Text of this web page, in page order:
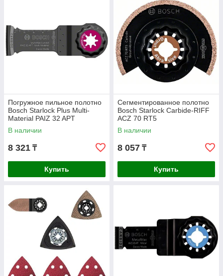
Погружное пильное полотно
Bosch Starlock Plus Multi-
Material PAIZ 32 APT
В наличии
8 321 ₸
Купить
Сегментированное полотно
Bosch Starlock Carbide-RIFF
ACZ 70 RT5
В наличии
8 057 ₸
Купить